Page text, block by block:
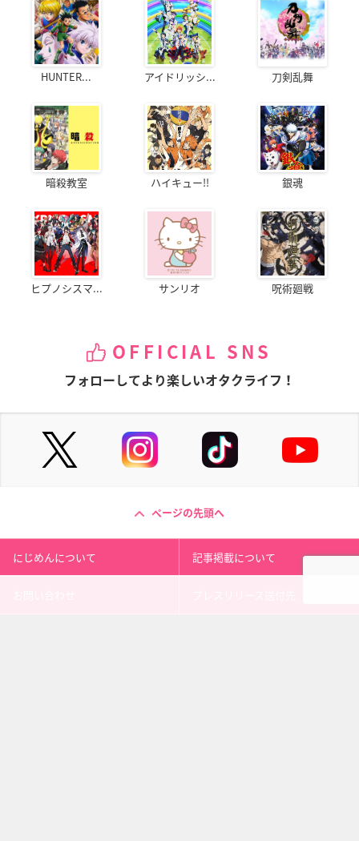
HUNTER... アイドリッシ... 刀剣乱舞
暗殺教室 ハイキュー!! 銀魂
ヒプノシスマ... サンリオ 呪術廻戦
OFFICIAL SNS
フォローしてより楽しいオタクライフ！
ページの先頭へ
にじめんについて 記事掲載について